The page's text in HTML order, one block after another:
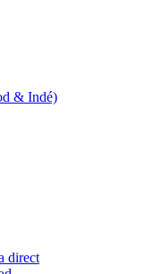
& Indé)
direct